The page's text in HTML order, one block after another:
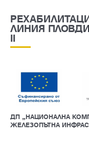
ЛИНИЯ
ДП „НАЦИОНАЛНА
ЖЕЛЕЗОПЪТНА